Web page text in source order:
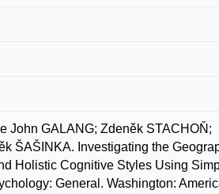
John GALANG; Zdeněk STACHOŇ;
ŠAŠINKA. Investigating the
Holistic Cognitive Styles Using
General. Washington: